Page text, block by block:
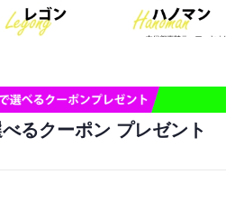
るクーポン プレゼント